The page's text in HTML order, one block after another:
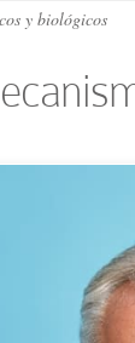
y biológicos